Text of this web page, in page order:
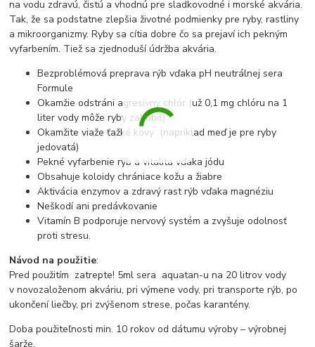
na vodu zdravú, čistú a vhodnú pre sladkovodné i morské akvária.
Tak, že sa podstatne zlepšia životné podmienky pre ryby, rastliny
a mikroorganizmy. Ryby sa cítia dobre čo sa prejaví ich pekným
vyfarbením. Tiež sa zjednoduší údržba akvária.
Bezproblémová preprava rýb vďaka pH neutrálnej sera
Formule
Okamžie odstráni agresívny chlór (už 0,1 mg chlóru na 1
liter vody môže ryby zahubiť)
Okamžite viaže ťažké kovy (napríklad meď je pre ryby
jedovatá)
Pekné vyfarbenie rýb a vitalita vďaka jódu
Obsahuje koloidy chrániace kožu a žiabre
Aktivácia enzymov a zdravý rast rýb vďaka magnéziu
Neškodí ani predávkovanie
Vitamín B podporuje nervový systém a zvyšuje odolnosť
proti stresu.
Návod na použitie:
Pred použitím zatrepte! 5ml sera aquatan-u na 20 litrov vody
v novozaloženom akváriu, pri výmene vody, pri transporte rýb, po
ukončení liečby, pri zvýšenom strese, počas karantény.
Doba použiteľnosti min. 10 rokov od dátumu výroby – výrobnej
šarže.